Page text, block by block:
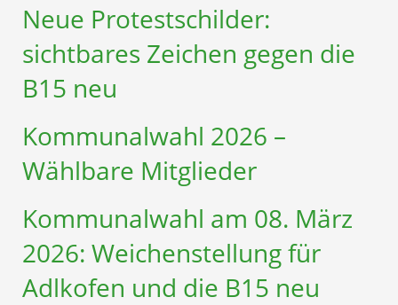
Neue Protestschilder:
sichtbares Zeichen gegen die
B15 neu
Kommunalwahl 2026 –
Wählbare Mitglieder
Kommunalwahl am 08. März
2026: Weichenstellung für
Adlkofen und die B15 neu